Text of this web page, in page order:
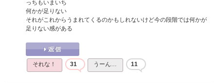
っちもいまいち
何かが足りない
それがこれからうまれてくるのかもしれないけど今の段階では何かが
足りない感がある
それな！ 31 うーん… 11